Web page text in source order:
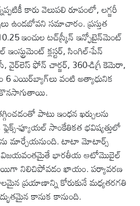
కారు వెలుపలి రూపంలో, లగ్జరీ
ఉండబోవని సమాచారం. ప్రస్తుత
ఇంచుల టచ్‌స్క్రీన్ ఇన్ఫోటైన్‌మెంట్
క్లస్టర్, సింగిల్-పేన్
ఫోన్ చార్జర్, 360-డిగ్రీ కెమెరా,
6 ఎయిర్‌బ్యాగ్‌లు వంటి అత్యాధునిక
కొనసాగుతాయి.
పాటు ఇంధన ఖర్చులను
ఫ్యూయల్ సాంకేతికత భవిష్యత్తులో
మార్చేయనుంది. టాటా మోటార్స్
విజయవంతమైతే భారతీయ ఆటోమొబైల్
నిలిచిపోవడం ఖాయం. పర్యావరణ
ప్రయాణాన్ని కోరుకునే మధ్యతరగతి
కానుక కానుంది.